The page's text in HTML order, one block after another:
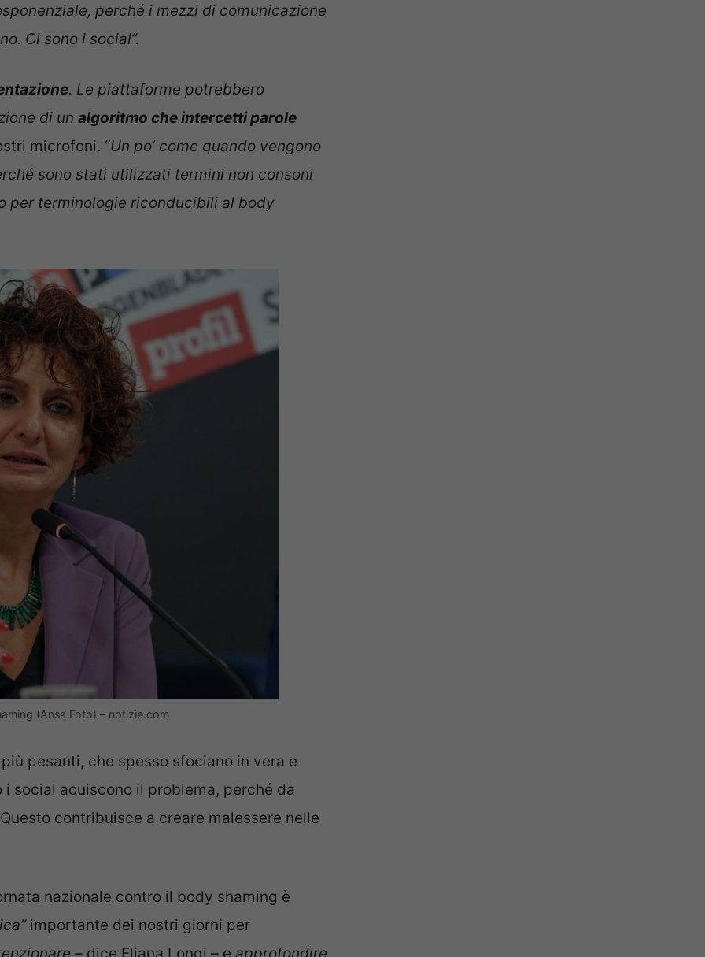
perché i mezzi di comunicazione
Ci sono i social”.
. Le piattaforme potrebbero
di un algoritmo che intercetti parole
microfoni. “Un po’ come quando vengono
sono stati utilizzati termini non consoni
per terminologie riconducibili al body
(Ansa Foto) – notizie.com
pesanti, che spesso sfociano in vera e
social acuiscono il problema, perché da
contribuisce a creare malessere nelle
nazionale contro il body shaming è
importante dei nostri giorni per